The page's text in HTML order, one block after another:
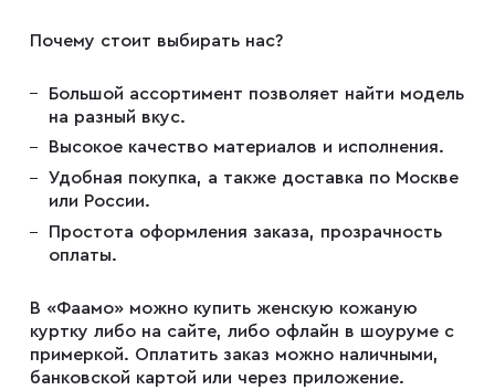
Бабочки
Подтяжки
Почему стоит выбирать нас?
Большой ассортимент позволяет найти модель
на разный вкус.
Высокое качество материалов и исполнения.
Удобная покупка, а также доставка по Москве
или России.
Простота оформления заказа, прозрачность
оплаты.
В «Фаамо» можно купить женскую кожаную
куртку либо на сайте, либо офлайн в шоуруме с
примеркой. Оплатить заказ можно наличными,
банковской картой или через приложение.